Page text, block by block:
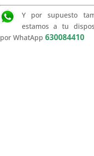
Y por supuesto
estamos a tu
por WhatApp 630084410